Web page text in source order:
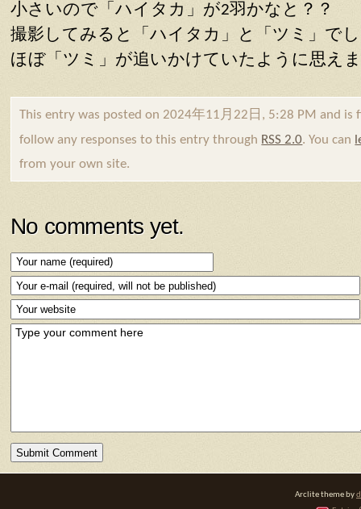
小さいので「ハイタカ」が2羽かなと？？
撮影してみると「ハイタカ」と「ツミ」で
ほぼ「ツミ」が追いかけていたように思え
This entry was posted on 2024年11月22日, 5:28 PM and is
follow any responses to this entry through RSS 2.0. You can
from your own site.
No comments yet.
Arclite theme by